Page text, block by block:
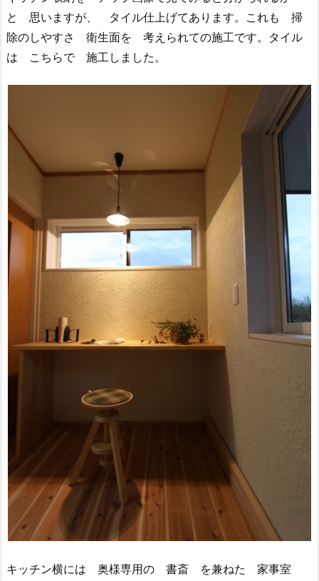
と 思いますが、 タイル仕上げてあります。これも 掃
除のしやすさ 衛生面を 考えられての施工です。タイル
は こちらで 施工しました。
キッチン横には 奥様専用の 書斎 を兼ねた 家事室